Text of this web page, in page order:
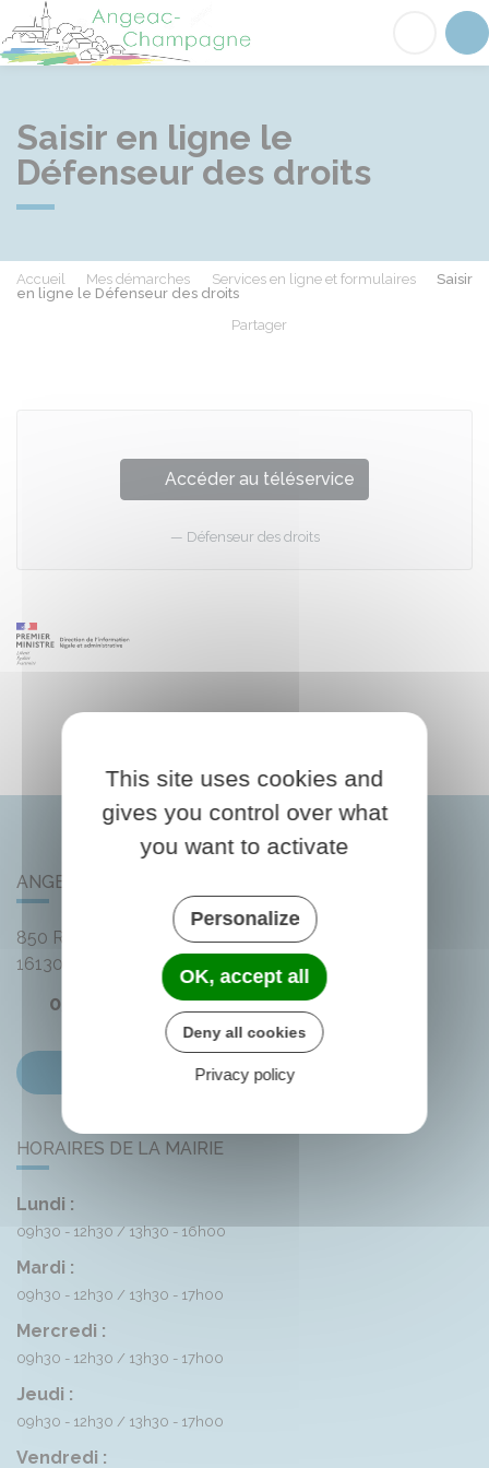
Angeac-Champagne
Saisir en ligne le
Défenseur des droits
Accueil Mes démarches Services en ligne et formulaires
Saisir
en ligne le Défenseur des droits
Partager
Accéder au téléservice
Défenseur des droits
ANGEAC-CHAMPAGNE
850 Rue des Distilleries
16130
Angeac-Champagne
05 45 83 74 42
Contactez-nous
HORAIRES DE LA MAIRIE
Lundi :
09h30 - 12h30 13h30 - 16h00
Mardi :
09h30 - 12h30 13h30 - 17h00
Mercredi :
09h30 - 12h30 13h30 - 17h00
Jeudi :
09h30 - 12h30 13h30 - 17h00
Vendredi :
This site uses cookies and
gives you control over what
you want to activate
Personalize
OK, accept all
Deny all cookies
Privacy policy